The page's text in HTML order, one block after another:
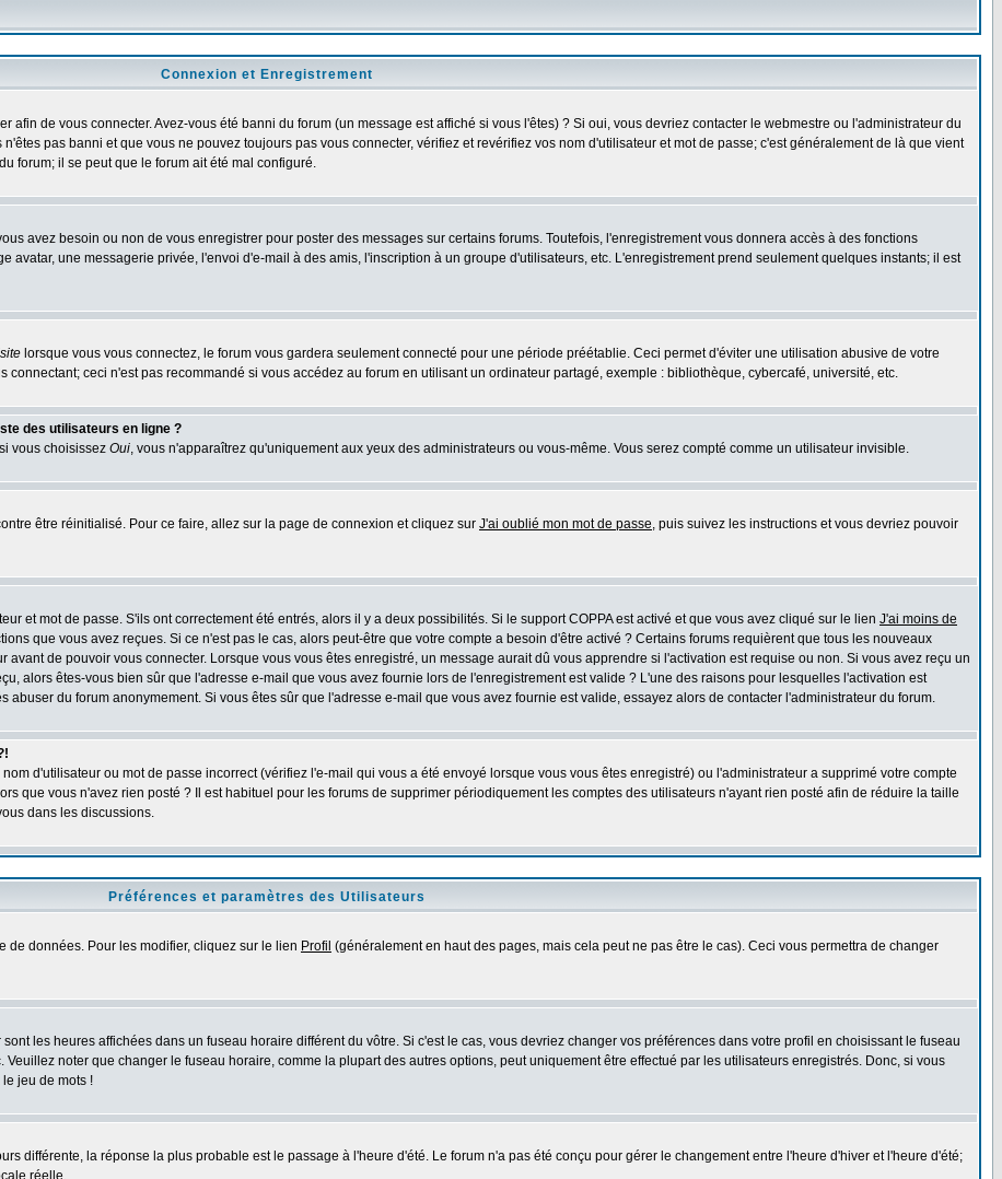
Connexion et Enregistrement
afin de vous connecter. Avez-vous été banni du forum (un message est affiché si vous l'êtes) ? Si oui, vous devriez contacter le webmestre ou l'administrateur du
pas banni et que vous ne pouvez toujours pas vous connecter, vérifiez et revérifiez vos nom d'utilisateur et mot de passe; c'est généralement de là que vient
forum; il se peut que le forum ait été mal configuré.
avez besoin ou non de vous enregistrer pour poster des messages sur certains forums. Toutefois, l'enregistrement vous donnera accès à des fonctions
une messagerie privée, l'envoi d'e-mail à des amis, l'inscription à un groupe d'utilisateurs, etc. L'enregistrement prend seulement quelques instants; il est
lorsque vous vous connectez, le forum vous gardera seulement connecté pour une période préétablie. Ceci permet d'éviter une utilisation abusive de votre
ceci n'est pas recommandé si vous accédez au forum en utilisant un ordinateur partagé, exemple : bibliothèque, cybercafé, université, etc.
des utilisateurs en ligne ?
vous choisissez Oui, vous n'apparaîtrez qu'uniquement aux yeux des administrateurs ou vous-même. Vous serez compté comme un utilisateur invisible.
être réinitialisé. Pour ce faire, allez sur la page de connexion et cliquez sur J'ai oublié mon mot de passe, puis suivez les instructions et vous devriez pouvoir
et mot de passe. S'ils ont correctement été entrés, alors il y a deux possibilités. Si le support COPPA est activé et que vous avez cliqué sur le lien J'ai moins de
que vous avez reçues. Si ce n'est pas le cas, alors peut-être que votre compte a besoin d'être activé ? Certains forums requièrent que tous les nouveaux
de pouvoir vous connecter. Lorsque vous vous êtes enregistré, un message aurait dû vous apprendre si l'activation est requise ou non. Si vous avez reçu un
alors êtes-vous bien sûr que l'adresse e-mail que vous avez fournie lors de l'enregistrement est valide ? L'une des raisons pour lesquelles l'activation est
du forum anonymement. Si vous êtes sûr que l'adresse e-mail que vous avez fournie est valide, essayez alors de contacter l'administrateur du forum.
d'utilisateur ou mot de passe incorrect (vérifiez l'e-mail qui vous a été envoyé lorsque vous vous êtes enregistré) ou l'administrateur a supprimé votre compte
que vous n'avez rien posté ? Il est habituel pour les forums de supprimer périodiquement les comptes des utilisateurs n'ayant rien posté afin de réduire la taille
dans les discussions.
Préférences et paramètres des Utilisateurs
de données. Pour les modifier, cliquez sur le lien Profil (généralement en haut des pages, mais cela peut ne pas être le cas). Ceci vous permettra de changer
les heures affichées dans un fuseau horaire différent du vôtre. Si c'est le cas, vous devriez changer vos préférences dans votre profil en choisissant le fuseau
noter que changer le fuseau horaire, comme la plupart des autres options, peut uniquement être effectué par les utilisateurs enregistrés. Donc, si vous
jeu de mots !
différente, la réponse la plus probable est le passage à l'heure d'été. Le forum n'a pas été conçu pour gérer le changement entre l'heure d'hiver et l'heure d'été;
réelle.